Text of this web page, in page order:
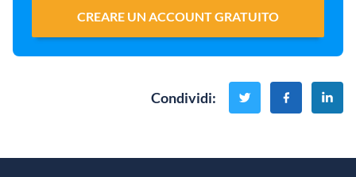
CREARE UN ACCOUNT GRATUITO
Condividi: